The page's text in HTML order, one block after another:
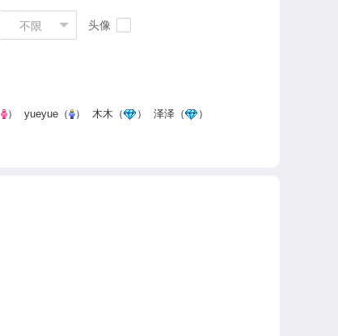
不限 头像
） yueyue （ ） 木木 （ ） 泽泽 （
）